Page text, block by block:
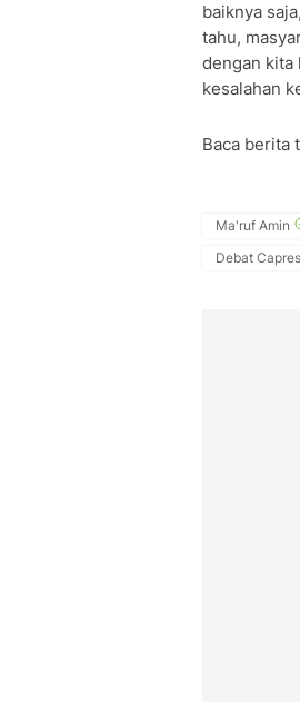
baiknya
tahu,
dengan kita
kesalahan
Baca berita
Ma'ruf Amin
Debat